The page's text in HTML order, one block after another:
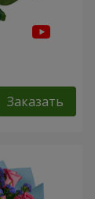
Заказать